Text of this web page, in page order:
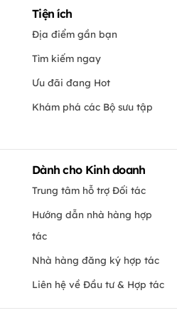
Tiện ích
Địa điểm gần bạn
Tìm kiếm ngay
Ưu đãi đang Hot
Khám phá các Bộ sưu tập
Dành cho Kinh doanh
Trung tâm hỗ trợ Đối tác
Hướng dẫn nhà hàng hợp
tác
Nhà hàng đăng ký hợp tác
Liên hệ về Đầu tư & Hợp tác